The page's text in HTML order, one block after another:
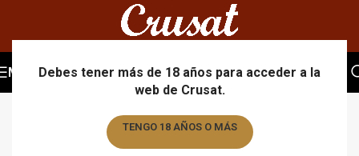
Debes tener más de 18 años para acceder a la
web de Crusat.
TENGO 18 AÑOS O MÁS
MENU